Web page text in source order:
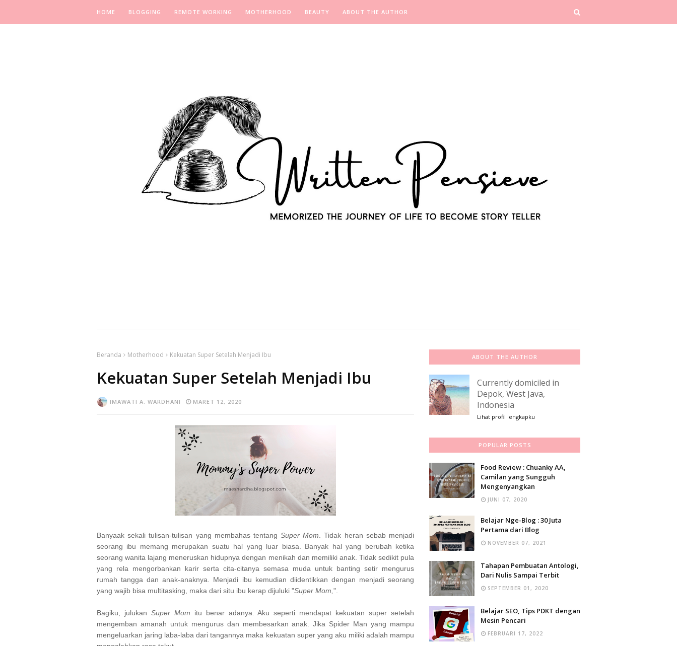
HOME BLOGGING REMOTE WORKING MOTHERHOOD BEAUTY ABOUT THE AUTHOR
Beranda Motherhood Kekuatan Super Setelah Menjadi Ibu
Kekuatan Super Setelah Menjadi Ibu
IMAWATI A. WARDHANI MARET 12, 2020
Banyaak sekali tulisan-tulisan yang membahas tentangSuper Mom . Tidak heran sebab menjadi
seorang ibu memang merupakan suatu hal yang luar biasa. Banyak hal yang berubah ketika
seorang wanita lajang meneruskan hidupnya dengan menikah dan memiliki anak. Tidak sedikit pula
yang rela mengorbankan karir serta cita-citanya semasa muda untuk banting setir mengurus
rumah tangga dan anak-anaknya. Menjadi ibu kemudian diidentikkan dengan menjadi seorang
yang wajib bisa multitasking, maka dari situ ibu kerap dijuluki "Super Mom, ".
Bagiku, julukan Super Mom itu benar adanya. Aku seperti mendapat kekuatan super setelah
mengemban amanah untuk mengurus dan membesarkan anak. Jika Spider Man yang mampu
mengeluarkan jaring laba-laba dari tangannya maka kekuatan super yang aku miliki adalah mampu
ABOUT THE AUTHOR
Currently domiciled in
Depok, West Java,
Indonesia
Lihat profil lengkapku
POPULAR POSTS
Food Review : Chuanky AA,
Camilan yang Sungguh
Mengenyangkan
JUNI 07, 2020
Belajar Nge-Blog : 30 Juta
Pertama dari Blog
NOVEMBER 07, 2021
Tahapan Pembuatan Antologi,
Dari Nulis Sampai Terbit
SEPTEMBER 01, 2020
Belajar SEO, Tips PDKT dengan
Mesin Pencari
FEBRUARI 17, 2022